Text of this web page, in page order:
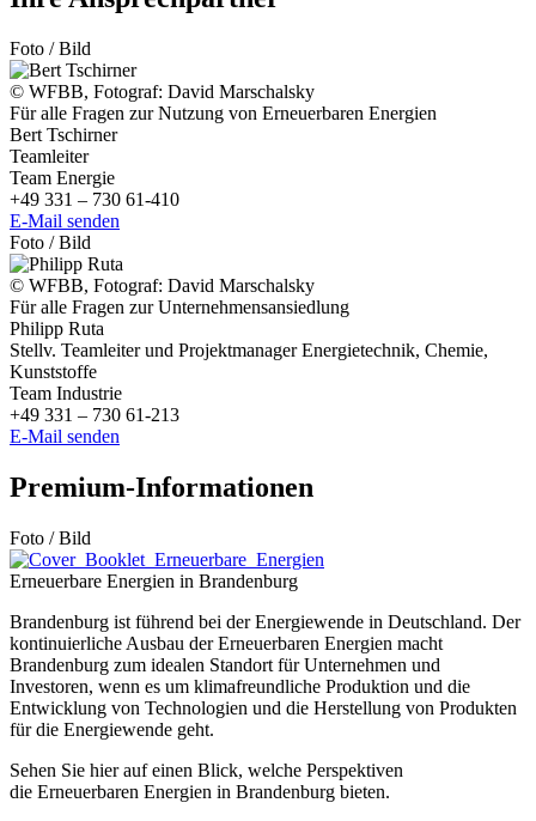
Foto / Bild
© WFBB, Fotograf: David Marschalsky
Für alle Fragen zur Nutzung von Erneuerbaren Energien
Bert Tschirner
Teamleiter
Team Energie
+49 331 – 730 61-410
E-Mail senden
Foto / Bild
© WFBB, Fotograf: David Marschalsky
Für alle Fragen zur Unternehmensansiedlung
Philipp Ruta
Stellv. Teamleiter und Projektmanager Energietechnik, Chemie,
Kunststoffe
Team Industrie
+49 331 – 730 61-213
E-Mail senden
Premium-Informationen
Foto / Bild
Erneuerbare Energien in Brandenburg
Brandenburg ist führend bei der Energiewende in Deutschland. Der
kontinuierliche Ausbau der Erneuerbaren Energien macht
Brandenburg zum idealen Standort für Unternehmen und
Investoren, wenn es um klimafreundliche Produktion und die
Entwicklung von Technologien und die Herstellung von Produkten
für die Energiewende geht.
Sehen Sie hier auf einen Blick, welche Perspektiven
die Erneuerbaren Energien in Brandenburg bieten.